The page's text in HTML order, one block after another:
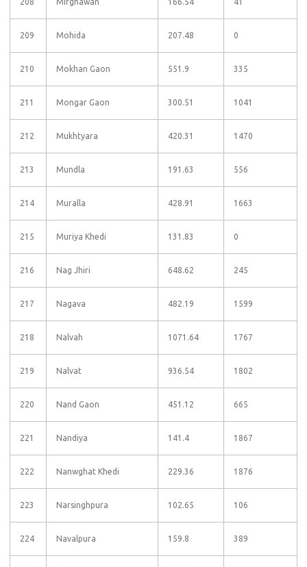
209 Mohida 207.48 0
210 Mokhan Gaon 551.9 335
211 Mongar Gaon 300.51 1041
212 Mukhtyara 420.31 1470
213 Mundla 191.63 556
214 Muralla 428.91 1663
215 Muriya Khedi 131.83 0
216 Nag Jhiri 648.62 245
217 Nagava 482.19 1599
218 Nalvah 1071.64 1767
219 Nalvat 936.54 1802
220 Nand Gaon 451.12 665
221 Nandiya 141.4 1867
222 Nanwghat Khedi 229.36 1876
223 Narsinghpura 102.65 106
224 Navalpura 159.8 389